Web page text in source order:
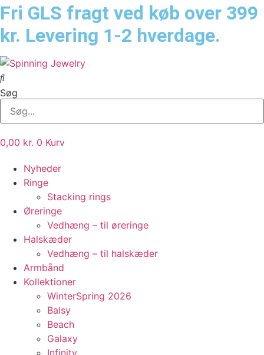
Fri GLS fragt ved køb over 399
kr. Levering 1-2 hverdage.
Søg
0,00 kr. 0 Kurv
Nyheder
Ringe
Stacking rings
Øreringe
Vedhæng – til øreringe
Halskæder
Vedhæng – til halskæder
Armbånd
Kollektioner
WinterSpring 2026
Balsy
Beach
Galaxy
Infinity